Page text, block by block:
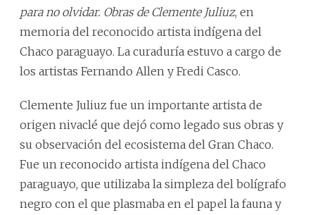
para no olvidar. Obras de Clemente Juliuz, en
memoria del reconocido artista indígena del
Chaco paraguayo. La curaduría estuvo a cargo de
los artistas Fernando Allen y Fredi Casco.
Clemente Juliuz fue un importante artista de
origen nivaclé que dejó como legado sus obras y
su observación del ecosistema del Gran Chaco.
Fue un reconocido artista indígena del Chaco
paraguayo, que utilizaba la simpleza del bolígrafo
negro con el que plasmaba en el papel la fauna y